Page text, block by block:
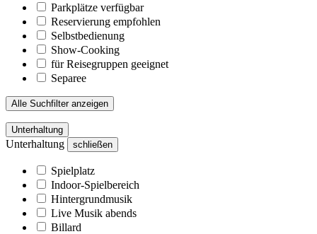
Parkplätze verfügbar
Reservierung empfohlen
Selbstbedienung
Show-Cooking
für Reisegruppen geeignet
Separee
Alle Suchfilter anzeigen
Unterhaltung
Unterhaltung schließen
Spielplatz
Indoor-Spielbereich
Hintergrundmusik
Live Musik abends
Billard